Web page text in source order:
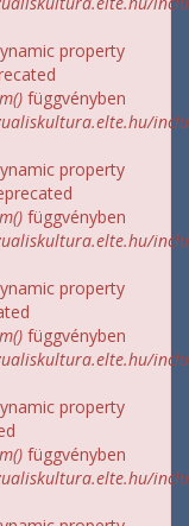
property
függvényben
property
függvényben
property
függvényben
property
függvényben